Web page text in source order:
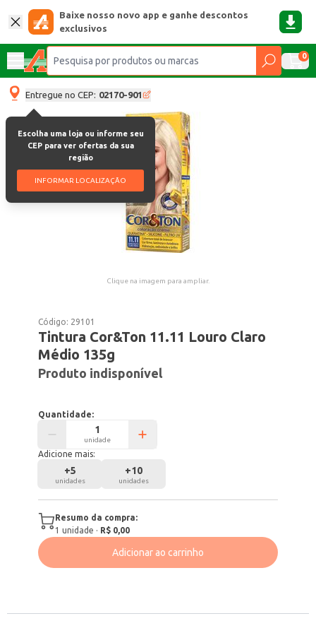
Baixe nosso novo app e ganhe descontos
exclusivos
0
Entregue no CEP: 02170-901
Escolha uma loja ou informe seu
CEP para ver ofertas da sua
região
INFORMAR LOCALIZAÇÃO
Clique na imagem para ampliar.
Código: 29101
Tintura Cor&Ton 11.11 Louro Claro
Médio 135g
Produto indisponível
Quantidade:
unidade
Adicione mais:
+5
unidades
+10
unidades
Resumo da compra:
1 unidade · R$ 0,00
Adicionar ao carrinho